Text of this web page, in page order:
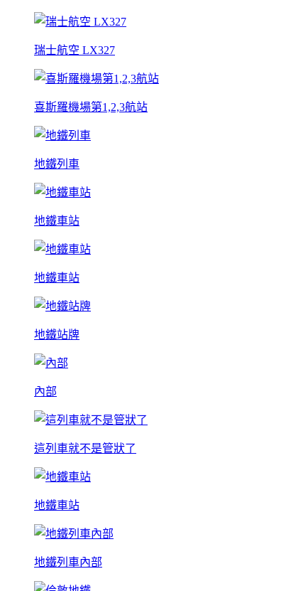
瑞士航空 LX327
喜斯羅機場第1,2,3航站
地鐵列車
地鐵車站
地鐵車站
地鐵站牌
內部
這列車就不是管狀了
地鐵車站
地鐵列車內部